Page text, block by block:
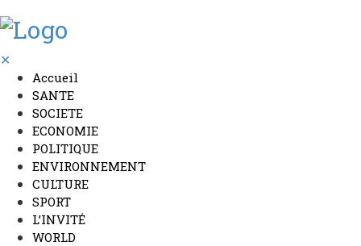
✕
Accueil
SANTE
SOCIETE
ECONOMIE
POLITIQUE
ENVIRONNEMENT
CULTURE
SPORT
L’INVITÉ
WORLD